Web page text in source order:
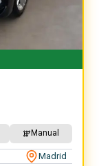
Manual
Madrid